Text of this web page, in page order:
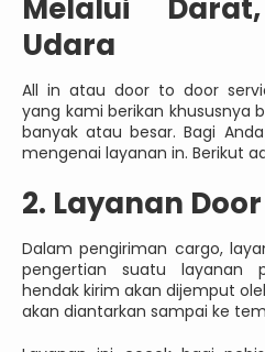
Melalui
Udara
All in atau door to door
yang kami berikan khususnya
banyak atau besar. Bagi
mengenai layanan in. Berikut
2. Layanan
Dalam pengiriman cargo,
pengertian suatu layanan
hendak kirim akan dijemput
akan diantarkan sampai ke